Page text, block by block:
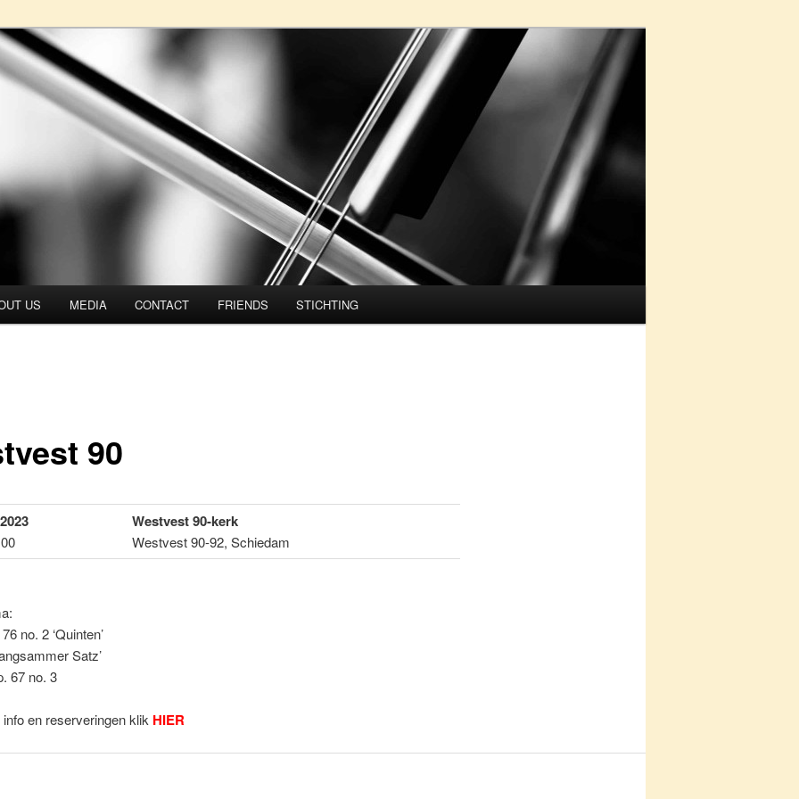
US MEDIA CONTACT FRIENDS STICHTING
90
Westvest 90-kerk
Westvest 90-92, Schiedam
no. 2 ‘Quinten’
Satz’
67 no. 3
en reserveringen klik HIER